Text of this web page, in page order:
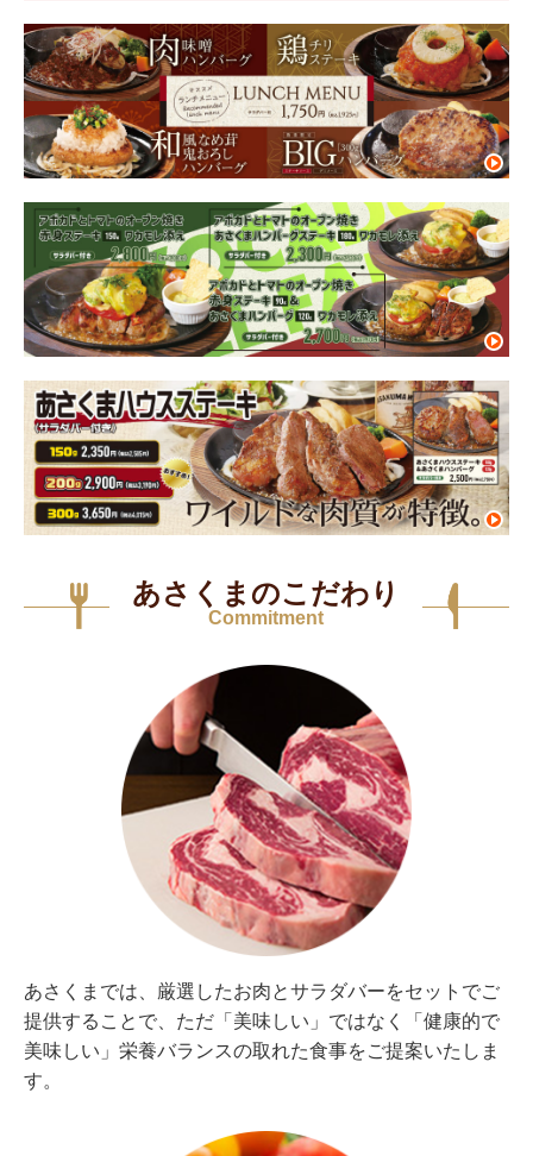
あさくまのこだわり
Commitment
あさくまでは、厳選したお肉とサラダバーをセットでご
提供することで、ただ「美味しい」ではなく「健康的で
美味しい」栄養バランスの取れた食事をご提案いたしま
す。